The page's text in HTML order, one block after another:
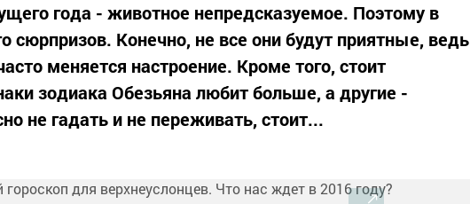
года - животное непредсказуемое. Поэтому в
сюрпризов. Конечно, не все они будут приятные, ведь
меняется настроение. Кроме того, стоит
зодиака Обезьяна любит больше, а другие -
не гадать и не переживать, стоит...